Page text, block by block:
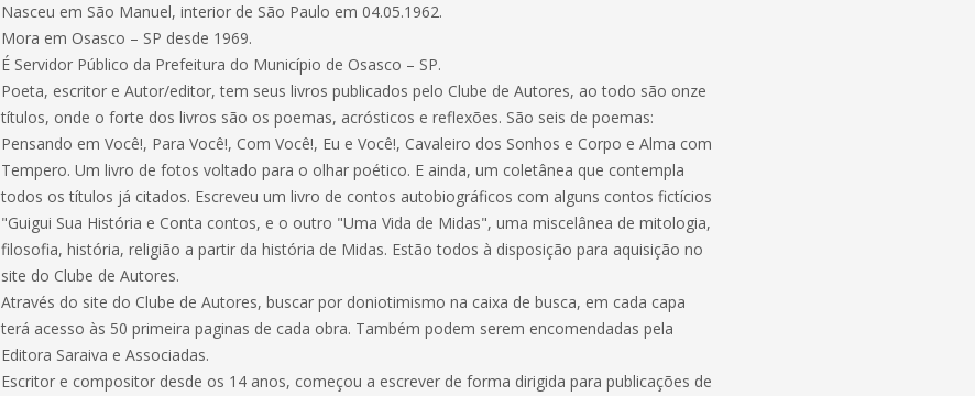
Nasceu em São Manuel, interior de São Paulo em 04.05.1962.
Mora em Osasco – SP desde 1969.
É Servidor Público da Prefeitura do Município de Osasco – SP.
Poeta, escritor e Autor/editor, tem seus livros publicados pelo Clube de Autores, ao todo são onze
títulos, onde o forte dos livros são os poemas, acrósticos e reflexões. São seis de poemas:
Pensando em Você!, Para Você!, Com Você!, Eu e Você!, Cavaleiro dos Sonhos e Corpo e Alma com
Tempero. Um livro de fotos voltado para o olhar poético. E ainda, um coletânea que contempla
todos os títulos já citados. Escreveu um livro de contos autobiográficos com alguns contos fictícios
"Guigui Sua História e Conta contos, e o outro "Uma Vida de Midas", uma miscelânea de mitologia,
filosofia, história, religião a partir da história de Midas. Estão todos à disposição para aquisição no
site do Clube de Autores.
Através do site do Clube de Autores, buscar por doniotimismo na caixa de busca, em cada capa
terá acesso às 50 primeira paginas de cada obra. Também podem serem encomendadas pela
Editora Saraiva e Associadas.
Escritor e compositor desde os 14 anos, começou a escrever de forma dirigida para publicações de